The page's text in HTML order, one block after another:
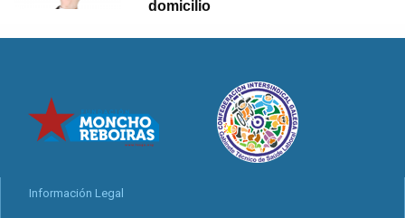
domicilio
Información Legal